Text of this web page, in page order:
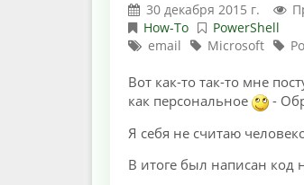
30 декабря 2015 г.
How-To
PowerShell
email
Microsoft
Вот как-то так-то мне
как персональное
-
Я себя не считаю
В итоге был написан код